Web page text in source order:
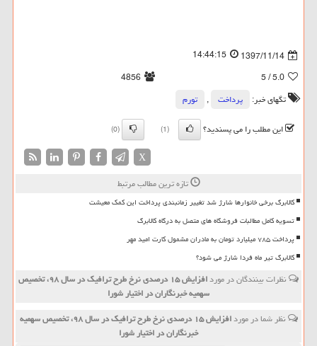
1397/11/14
14:44:15
5.0
/ 5
4856
تگهای خبر:
پرداخت ,
تورم
این مطلب را می پسندید؟
(1)
(0)
X
تازه ترین مطالب مرتبط
کالابرگ برخی خانوارها شارژ شد تغییر زمانبندی پرداخت این کمک معیشت
تسویه کامل مطالبات فروشگاه های متصل به درگاه کالابرگ
پرداخت ۷۸۵ میلیارد تومان به مادران مشمول کارت امید مهر
کالابرگ تیر ماه فردا شارژ می شود؟
نظرات بینندگان در مورد
افزایش ۱۵ درصدی نرخ طرح ترافیك در سال ۹۸، تخصیص
سهمیه خبرنگاران در اختیار شورا
نظر شما در مورد
افزایش ۱۵ درصدی نرخ طرح ترافیك در سال ۹۸، تخصیص سهمیه
خبرنگاران در اختیار شورا